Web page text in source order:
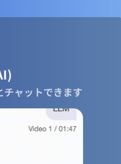
チャットできます